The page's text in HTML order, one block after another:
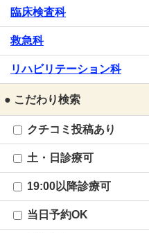
臨床検査科
救急科
リハビリテーション科
● こだわり検索
クチコミ投稿あり
土・日診療可
19:00以降診療可
当日予約OK